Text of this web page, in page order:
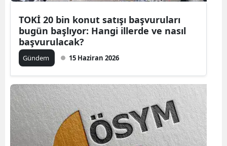
Siirt
Sinop
TOKİ 20 bin konut satışı başvuruları
bugün başlıyor: Hangi illerde ve nasıl
başvurulacak?
Gündem 15 Haziran 2026